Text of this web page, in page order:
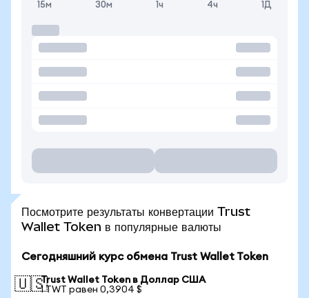
15м 30м 1ч 4ч 1Д
Посмотрите результаты конвертации Trust
Wallet Token в популярные валюты
Сегодняшний курс обмена Trust Wallet Token
🇺🇸Trust Wallet Token в Доллар США
1 TWT равен 0,3904 $